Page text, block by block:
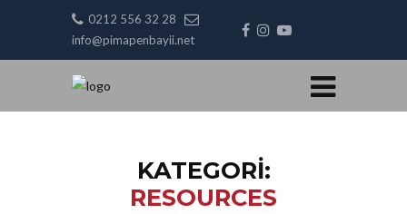
0212 556 32 28
info@pimapenbayii.net
KATEGORI:
RESOURCES